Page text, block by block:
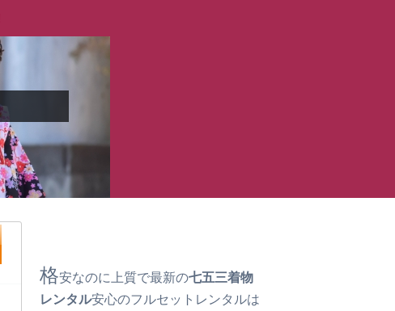
格安なのに上質で最新の七五三着物
レンタル安心のフルセットレンタルは